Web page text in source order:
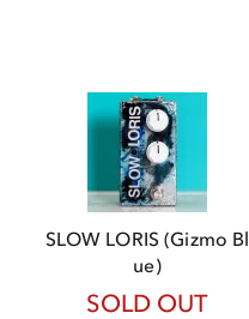
SLOW LORIS (Gizmo Bl
ue)
SOLD OUT